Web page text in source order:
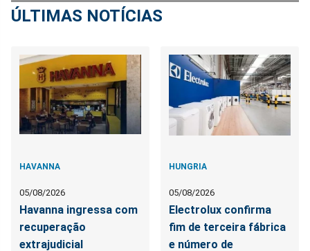
ÚLTIMAS NOTÍCIAS
HAVANNA
05/08/2026
Havanna ingressa com
recuperação
extrajudicial
HUNGRIA
05/08/2026
Electrolux confirma
fim de terceira fábrica
e número de